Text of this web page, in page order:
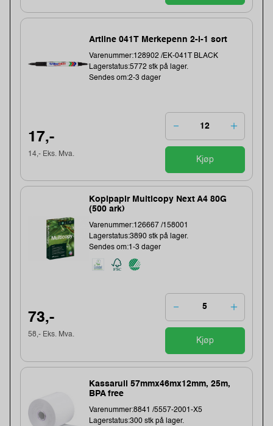
Artline 041T Merkepenn 2-i-1 sort
Varenummer:128902 /EK-041T BLACK
Lagerstatus:5772 stk på lager.
Sendes om:2-3 dager
17,-
14,- Eks. Mva.
Kjøp
Kopipapir Multicopy Next A4 80G
(500 ark)
Varenummer:126667 /158001
Lagerstatus:3890 stk på lager.
Sendes om:1-3 dager
73,-
58,- Eks. Mva.
Kjøp
Kassarull 57mmx46mx12mm, 25m,
BPA free
Varenummer:8841 /5557-2001-X5
Lagerstatus:300 stk på lager.